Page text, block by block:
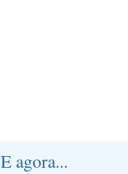
E agora...